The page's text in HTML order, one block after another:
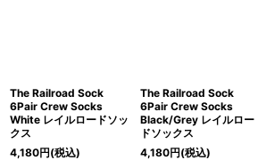
The Railroad Sock
6Pair Crew Socks
White レイルロードソッ
クス
4,180円(税込)
The Railroad Sock
6Pair Crew Socks
Black/Grey レイルロー
ドソックス
4,180円(税込)